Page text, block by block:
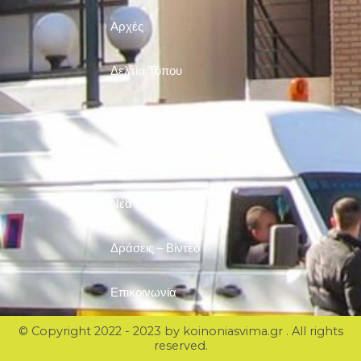
Αρχές
Δελτία Τύπου
Νέα
Δράσεις – Βίντεο
Επικοινωνία
© Copyright 2022 - 2023 by koinoniasvima.gr . All rights
reserved.